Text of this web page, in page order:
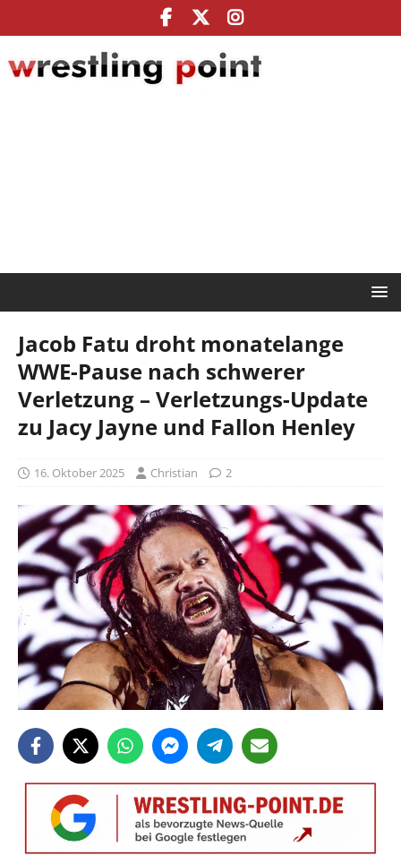
Jacob Fatu droht monatelange
WWE-Pause nach schwerer
Verletzung – Verletzungs-Update
zu Jacy Jayne und Fallon Henley
16. Oktober 2025 Christian 2